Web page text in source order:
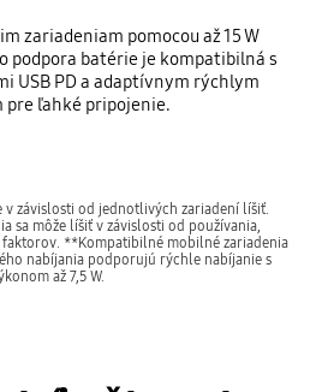
zariadeniam pomocou až 15 W
podpora batérie je kompatibilná s
USB PD a adaptívnym rýchlym
pre ľahké pripojenie.
v závislosti od jednotlivých zariadení líšiť.
sa môže líšiť v závislosti od používania,
**Kompatibilné mobilné zariadenia
nabíjania podporujú rýchle nabíjanie s
až 7,5 W.